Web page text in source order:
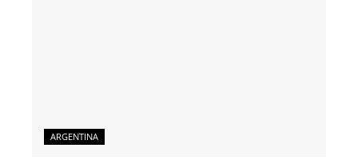
ARGENTINA